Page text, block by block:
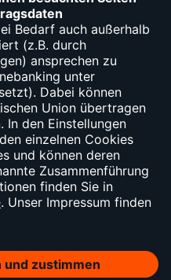
Datenschutz
AGB